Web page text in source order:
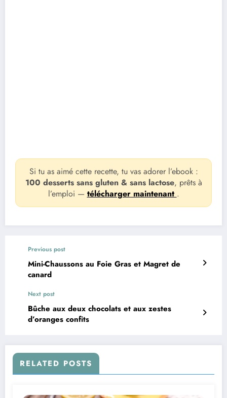
Si tu as aimé cette recette, tu vas adorer l’ebook :
100 desserts sans gluten & sans lactose, prêts à
l’emploi — télécharger maintenant .
Previous post
Mini-Chaussons au Foie Gras et Magret de
canard
Next post
Bûche aux deux chocolats et aux zestes
d’oranges confits
RELATED POSTS